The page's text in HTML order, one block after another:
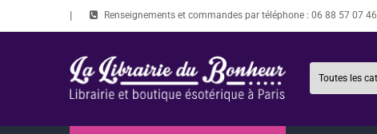
Renseignements et commandes par téléphone : 06 88 57 07 46